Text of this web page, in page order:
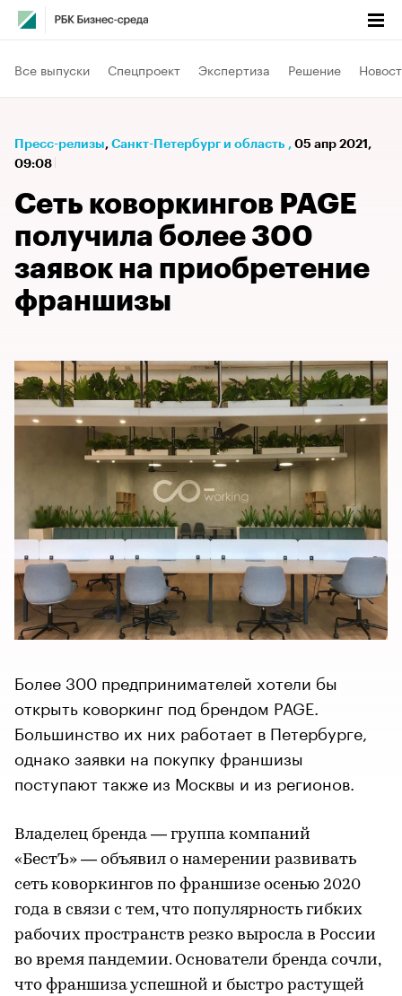
Все выпуски Спецпроект Экспертиза Решение
Пресс-релизы⁠, Санкт-Петербург и область , 05 апр 2021,
09:08
Сеть коворкингов PAGE
получила более 300
заявок на приобретение
франшизы
Более 300 предпринимателей хотели бы
открыть коворкинг под брендом PAGE.
Большинство их них работает в Петербурге,
однако заявки на покупку франшизы
поступают также из Москвы и из регионов.
Владелец бренда — группа компаний
«БестЪ» — объявил о намерении развивать
сеть коворкингов по франшизе осенью 2020
года в связи с тем, что популярность гибких
рабочих пространств резко выросла в России
во время пандемии. Основатели бренда сочли,
что франшиза успешной и быстро растущей